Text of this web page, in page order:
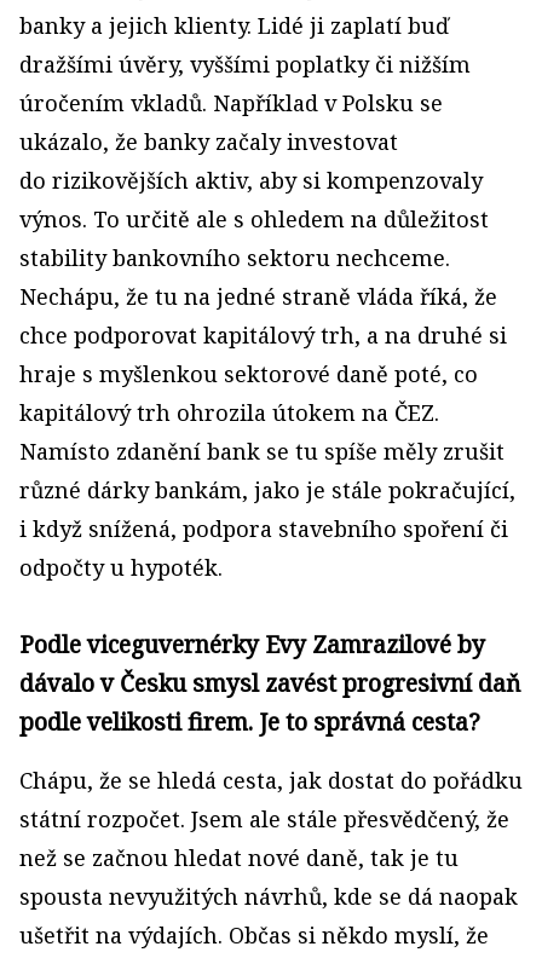
banky a jejich klienty. Lidé ji zaplatí buď
dražšími úvěry, vyššími poplatky či nižším
úročením vkladů. Například v Polsku se
ukázalo, že banky začaly investovat
do rizikovějších aktiv, aby si kompenzovaly
výnos. To určitě ale s ohledem na důležitost
stability bankovního sektoru nechceme.
Nechápu, že tu na jedné straně vláda říká, že
chce podporovat kapitálový trh, a na druhé si
hraje s myšlenkou sektorové daně poté, co
kapitálový trh ohrozila útokem na ČEZ.
Namísto zdanění bank se tu spíše měly zrušit
různé dárky bankám, jako je stále pokračující,
i když snížená, podpora stavebního spoření či
odpočty u hypoték.
Podle viceguvernérky Evy Zamrazilové by
dávalo v Česku smysl zavést progresivní daň
podle velikosti firem. Je to správná cesta?
Chápu, že se hledá cesta, jak dostat do pořádku
státní rozpočet. Jsem ale stále přesvědčený, že
než se začnou hledat nové daně, tak je tu
spousta nevyužitých návrhů, kde se dá naopak
ušetřit na výdajích. Občas si někdo myslí, že